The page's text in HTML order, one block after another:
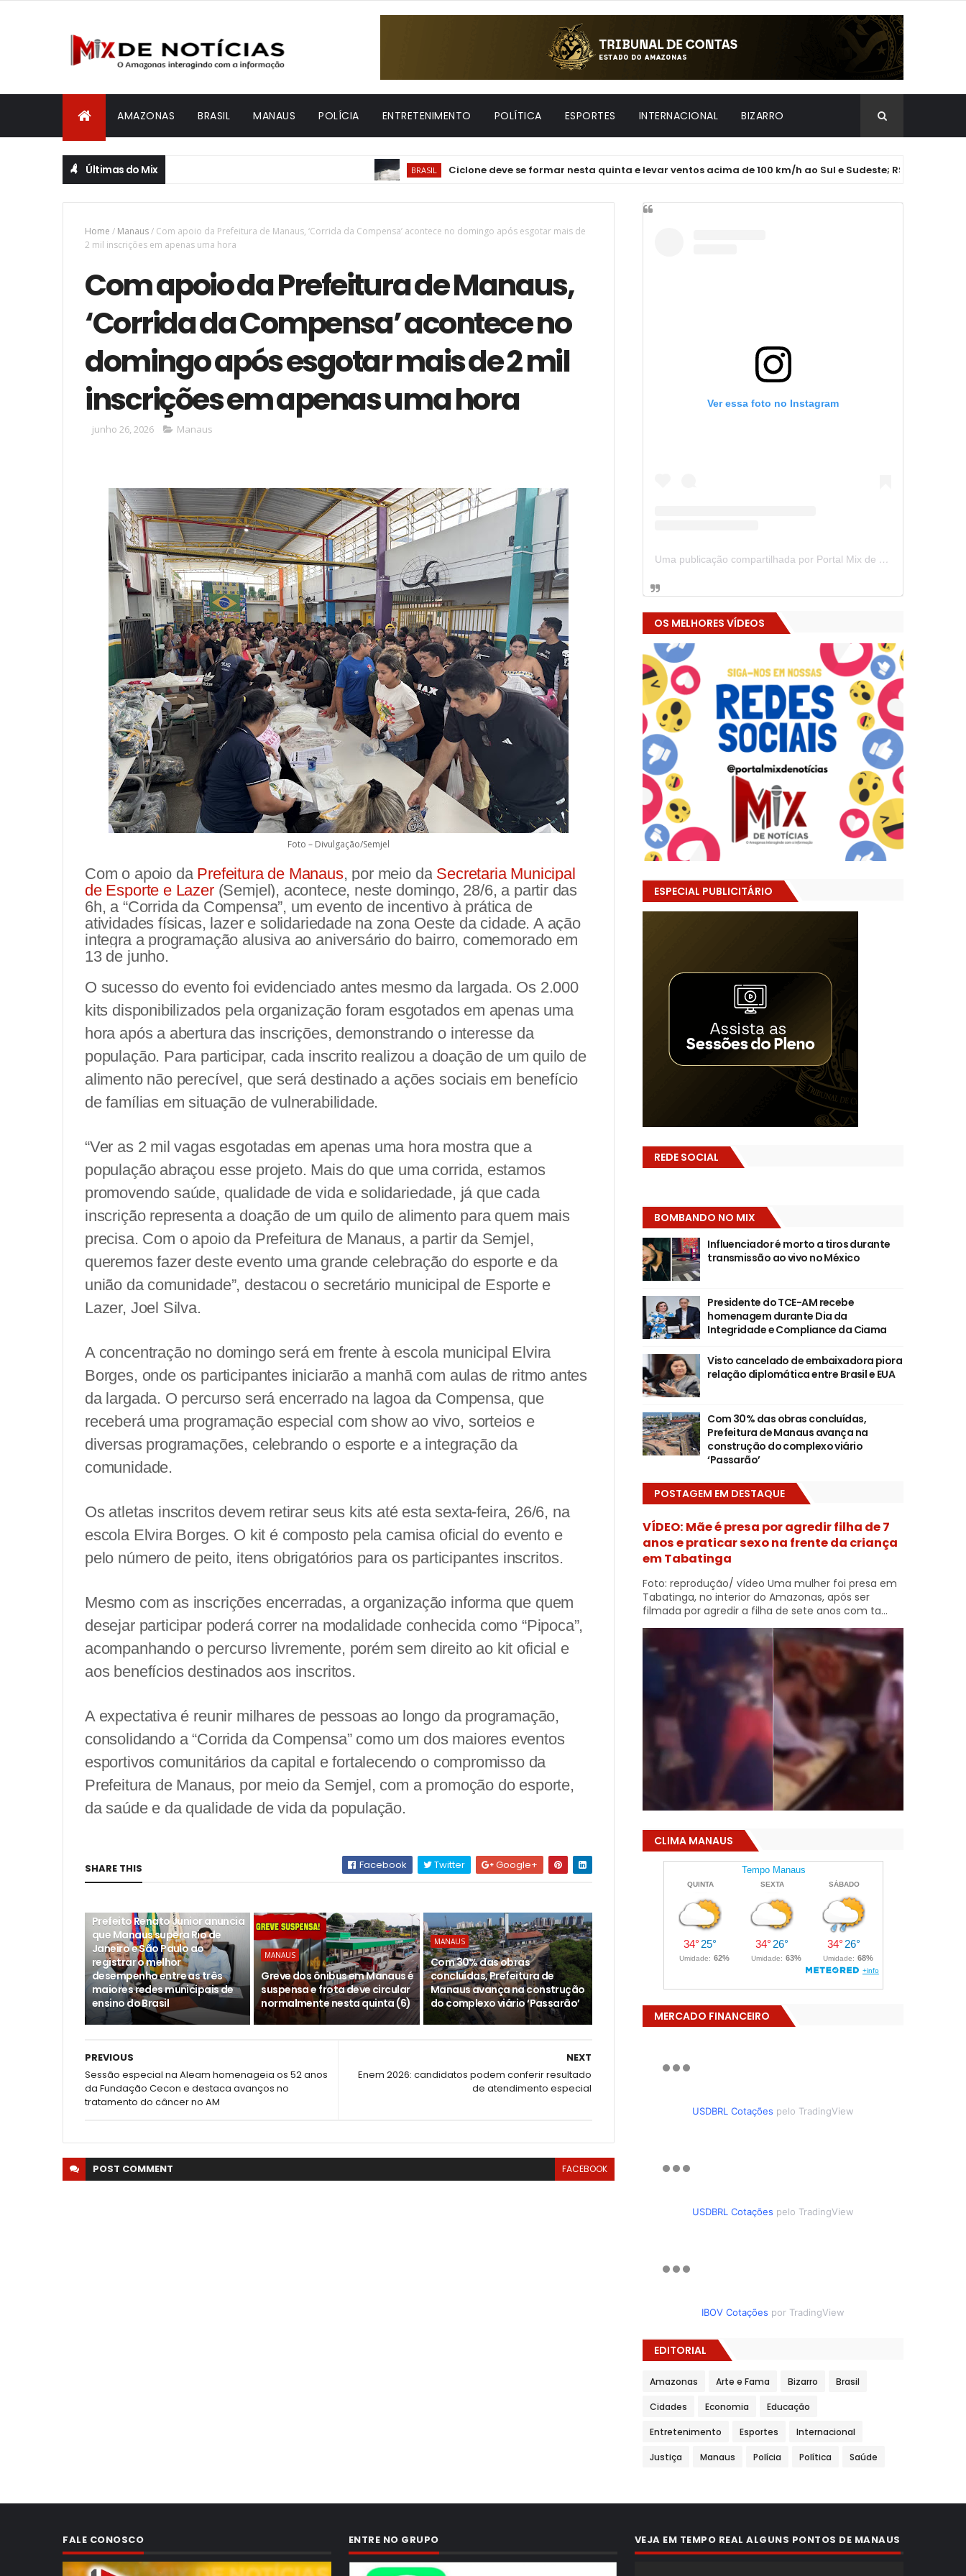
AMAZONAS BRASIL MANAUS POLÍCIA ENTRETENIMENTO POLÍTICA ESPORTES INTERNACIONAL BIZARRO
Últimas do Mix BRASIL Ciclone deve se formar nesta quinta e levar ventos acima de 100 km/h ao Sul e Sudeste; RS tem risco de tornado
Home / Manaus/ Com apoio da Prefeitura de Manaus, ‘Corrida da Compensa’ acontece no domingo após esgotar mais de
2 mil inscrições em apenas uma hora
Com apoio da Prefeitura de Manaus,
‘Corrida da Compensa’ acontece no
domingo após esgotar mais de 2 mil
inscrições em apenas uma hora
junho 26, 2026 Manaus
Foto – Divulgação/Semjel
Com o apoio da Prefeitura de Manaus, por meio da Secretaria Municipal
de Esporte e Lazer (Semjel), acontece, neste domingo, 28/6, a partir das
6h, a “Corrida da Compensa”, um evento de incentivo à prática de
atividades físicas, lazer e solidariedade na zona Oeste da cidade. A ação
integra a programação alusiva ao aniversário do bairro, comemorado em
13 de junho.
O sucesso do evento foi evidenciado antes mesmo da largada. Os 2.000
kits disponibilizados pela organização foram esgotados em apenas uma
hora após a abertura das inscrições, demonstrando o interesse da
população. Para participar, cada inscrito realizou a doação de um quilo de
alimento não perecível, que será destinado a ações sociais em benefício
de famílias em situação de vulnerabilidade.
“Ver as 2 mil vagas esgotadas em apenas uma hora mostra que a
população abraçou esse projeto. Mais do que uma corrida, estamos
promovendo saúde, qualidade de vida e solidariedade, já que cada
inscrição representa a doação de um quilo de alimento para quem mais
precisa. Com o apoio da Prefeitura de Manaus, a partir da Semjel,
queremos fazer deste evento uma grande celebração do esporte e da
união da comunidade”, destacou o secretário municipal de Esporte e
Lazer, Joel Silva.
A concentração no domingo será em frente à escola municipal Elvira
Borges, onde os participantes iniciarão a manhã com aulas de ritmo antes
da largada. O percurso será encerrado na lagoa da Compensa, que
receberá uma programação especial com show ao vivo, sorteios e
diversas programações, celebrando o esporte e a integração da
comunidade.
Os atletas inscritos devem retirar seus kits até esta sexta-feira, 26/6, na
escola Elvira Borges. O kit é composto pela camisa oficial do evento e
pelo número de peito, itens obrigatórios para os participantes inscritos.
Mesmo com as inscrições encerradas, a organização informa que quem
desejar participar poderá correr na modalidade conhecida como “Pipoca”,
acompanhando o percurso livremente, porém sem direito ao kit oficial e
aos benefícios destinados aos inscritos.
A expectativa é reunir milhares de pessoas ao longo da programação,
consolidando a “Corrida da Compensa” como um dos maiores eventos
esportivos comunitários da capital e fortalecendo o compromisso da
Prefeitura de Manaus, por meio da Semjel, com a promoção do esporte,
da saúde e da qualidade de vida da população.
SHARE THIS Facebook Twitter Google+
Prefeito Renato Junior anuncia
que Manaus supera Rio de
Janeiro e São Paulo ao
registrar o melhor
desempenho entre as três
maiores redes municipais de
ensino do Brasil
MANAUS
Greve dos ônibus em Manaus é
suspensa e frota deve circular
normalmente nesta quinta (6)
MANAUS
Com 30% das obras
concluídas, Prefeitura de
Manaus avança na construção
do complexo viário ‘Passarão’
NEXT
Enem 2026: candidatos podem conferir resultado
de atendimento especial
PREVIOUS
Sessão especial na Aleam homenageia os 52 anos
da Fundação Cecon e destaca avanços no
tratamento do câncer no AM
POST COMMENT FACEBOOK
Ver essa foto no Instagram
Uma publicação compartilhada por Portal Mix de Notícias (@portalmixdenoticias)
OS MELHORES VÍDEOS
ESPECIAL PUBLICITÁRIO
REDE SOCIAL
BOMBANDO NO MIX
Influenciador é morto a tiros durante
transmissão ao vivo no México
Presidente do TCE-AM recebe
homenagem durante Dia da
Integridade e Compliance da Ciama
Visto cancelado de embaixadora piora
relação diplomática entre Brasil e EUA
Com 30% das obras concluídas,
Prefeitura de Manaus avança na
construção do complexo viário
‘Passarão’
POSTAGEM EM DESTAQUE
VÍDEO: Mãe é presa por agredir filha de 7
anos e praticar sexo na frente da criança
em Tabatinga
Foto: reprodução/ vídeo Uma mulher foi presa em
Tabatinga, no interior do Amazonas, após ser
filmada por agredir a filha de sete anos com ta...
CLIMA MANAUS
MERCADO FINANCEIRO
USDBRL Cotações pelo TradingView
USDBRL Cotações pelo TradingView
IBOV Cotações por TradingView
EDITORIAL
Amazonas Arte e Fama Bizarro Brasil
Cidades Economia Educação
Entretenimento Esportes Internacional
Justiça Manaus Polícia Política Saúde
FALE CONOSCO ENTRE NO GRUPO VEJA EM TEMPO REAL ALGUNS PONTOS DE MANAUS